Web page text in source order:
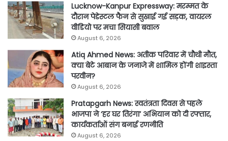
Lucknow-Kanpur Expressway: मरम्मत के
दौरान पेडेस्टल फैन से सुखाई गई सड़क, वायरल
वीडियो पर मचा सियासी बवाल
August 6, 2026
Atiq Ahmed News: अतीक परिवार में चौथी मौत,
क्या बेटे आबान के जनाजे में शामिल होंगी शाइस्ता
परवीन?
August 6, 2026
Pratapgarh News: स्वतंत्रता दिवस से पहले
भाजपा ने ‘हर घर तिरंगा’ अभियान को दी रफ्तार,
कार्यकर्ताओं संग बनाई रणनीति
August 6, 2026